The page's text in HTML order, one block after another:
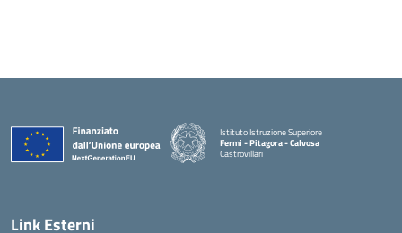
Istituto Istruzione Superiore
Fermi - Pitagora - Calvosa
Castrovillari
Link Esterni